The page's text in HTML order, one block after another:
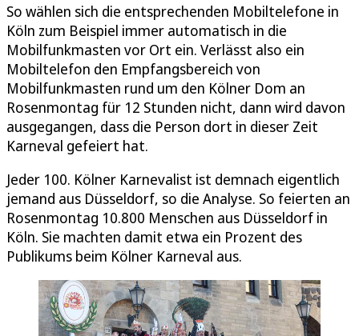
So wählen sich die entsprechenden Mobiltelefone in
Köln zum Beispiel immer automatisch in die
Mobilfunkmasten vor Ort ein. Verlässt also ein
Mobiltelefon den Empfangsbereich von
Mobilfunkmasten rund um den Kölner Dom an
Rosenmontag für 12 Stunden nicht, dann wird davon
ausgegangen, dass die Person dort in dieser Zeit
Karneval gefeiert hat.
Jeder 100. Kölner Karnevalist ist demnach eigentlich
jemand aus Düsseldorf, so die Analyse. So feierten an
Rosenmontag 10.800 Menschen aus Düsseldorf in
Köln. Sie machten damit etwa ein Prozent des
Publikums beim Kölner Karneval aus.